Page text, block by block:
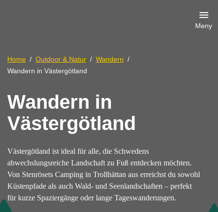
Meny
Home Outdoor & Natur
Wandern
Wandern in Västergötland
Wandern in
Västergötland
Västergötland ist ideal für alle, die Schwedens
abwechslungsreiche Landschaft zu Fuß entdecken möchten.
Von Stenrösets Camping in Trollhättan aus erreichst du sowohl
Küstenpfade als auch Wald- und Seenlandschaften – perfekt
für kurze Spaziergänge oder lange Tageswanderungen.